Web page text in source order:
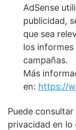
AdSense
publicidad,
que sea
los
campañas.
Más
en: https://
Puede
privacidad en lo